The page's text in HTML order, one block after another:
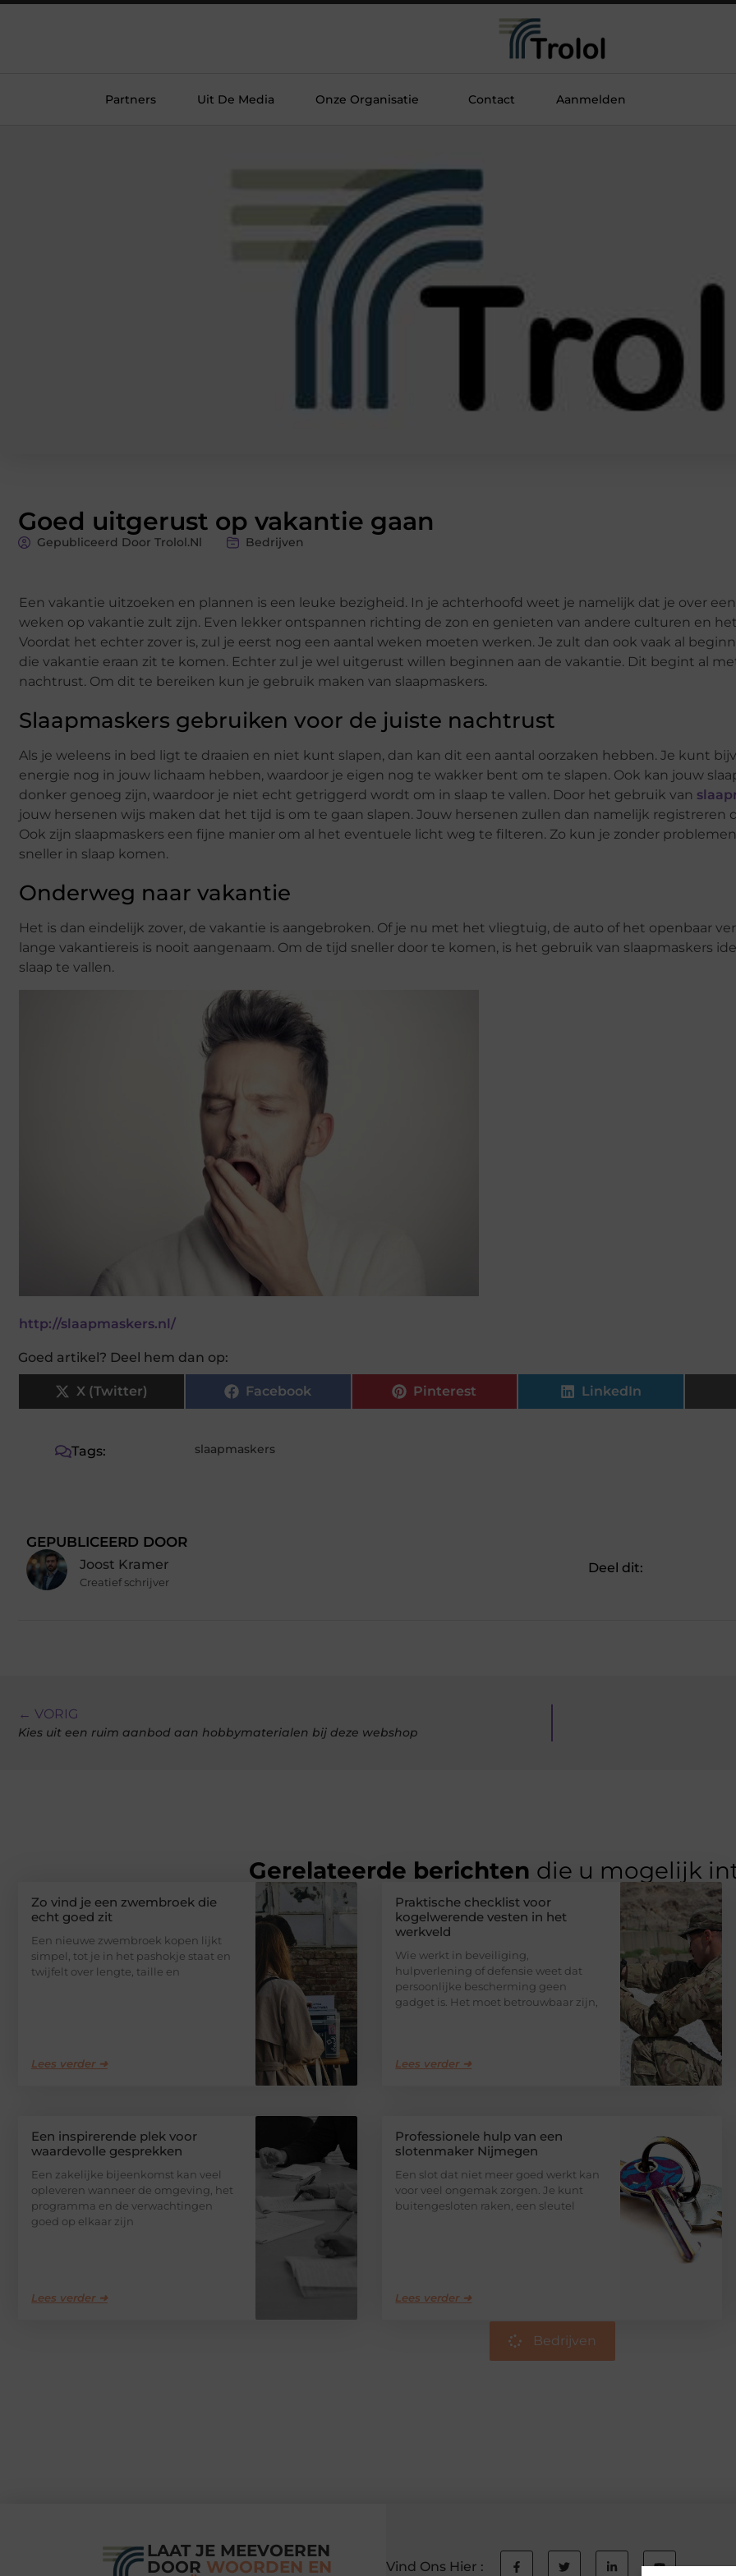
Partners Uit De Media Onze Organisatie Contact Aanmelden
Goed uitgerust op vakantie gaan
Gepubliceerd Door Trolol.nl Bedrijven
Een vakantie uitzoeken en plannen is een leuke bezigheid. In je achterhoofd weet je namelijk dat je over
weken op vakantie zult zijn. Even lekker ontspannen richting de zon en genieten van andere culturen en
Voordat het echter zover is, zul je eerst nog een aantal weken moeten werken. Je zult dan ook vaak al
die vakantie eraan zit te komen. Echter zul je wel uitgerust willen beginnen aan de vakantie. Dit begint al
nachtrust. Om dit te bereiken kun je gebruik maken van slaapmaskers.
Slaapmaskers gebruiken voor de juiste nachtrust
Als je weleens in bed ligt te draaien en niet kunt slapen, dan kan dit een aantal oorzaken hebben. Je kunt
energie nog in jouw lichaam hebben, waardoor je eigen nog te wakker bent om te slapen. Ook kan jouw
donker genoeg zijn, waardoor je niet echt getriggerd wordt om in slaap te vallen. Door het gebruik van
jouw hersenen wijs maken dat het tijd is om te gaan slapen. Jouw hersenen zullen dan namelijk registreren
Ook zijn slaapmaskers een fijne manier om al het eventuele licht weg te filteren. Zo kun je zonder
sneller in slaap komen.
Onderweg naar vakantie
Het is dan eindelijk zover, de vakantie is aangebroken. Of je nu met het vliegtuig, de auto of het openbaar
lange vakantiereis is nooit aangenaam. Om de tijd sneller door te komen, is het gebruik van slaapmaskers
slaap te vallen.
http://slaapmaskers.nl/
Goed artikel? Deel hem dan op:
X (Twitter) Facebook Pinterest LinkedIn
Tags: slaapmaskers
GEPUBLICEERD DOOR
Joost Kramer
Creatief schrijver
Deel dit:
← VORIG
Kies uit een ruim aanbod aan hobbymaterialen bij deze webshop
Gerelateerde berichten die u mogelijk
Zo vind je een zwembroek die
echt goed zit
Een nieuwe zwembroek kopen lijkt
simpel, tot je in het pashokje staat en
twijfelt over lengte, taille en
Lees verder ➜
Praktische checklist voor
kogelwerende vesten in het
werkveld
Wie werkt in beveiliging,
hulpverlening of defensie weet dat
persoonlijke bescherming geen
gadget is. Het moet betrouwbaar zijn,
Lees verder ➜
Een inspirerende plek voor
waardevolle gesprekken
Een zakelijke bijeenkomst kan veel
opleveren wanneer de omgeving, het
programma en de verwachtingen
goed op elkaar zijn
Lees verder ➜
Professionele hulp van een
slotenmaker Nijmegen
Een slot dat niet meer goed werkt kan
voor veel ongemak zorgen. Je kunt
buitengesloten raken, een sleutel
Lees verder ➜
Bedrijven
LAAT JE MEEVOEREN
DOOR WOORDEN EN
Vind Ons Hier :